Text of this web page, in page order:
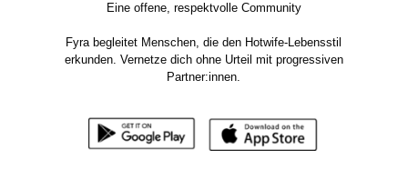
Eine offene, respektvolle Community
Fyra begleitet Menschen, die den Hotwife-Lebensstil
erkunden. Vernetze dich ohne Urteil mit progressiven
Partner:innen.